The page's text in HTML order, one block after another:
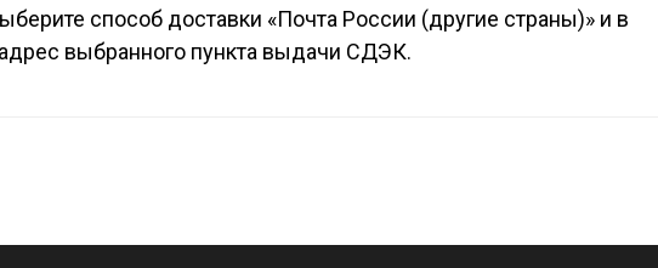
способ доставки «Почта России (другие страны)» и в
выбранного пункта выдачи СДЭК.